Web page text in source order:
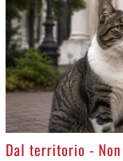
>
Dal territorio -